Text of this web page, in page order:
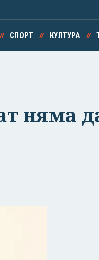
СПОРТ КУЛТУРА
няма